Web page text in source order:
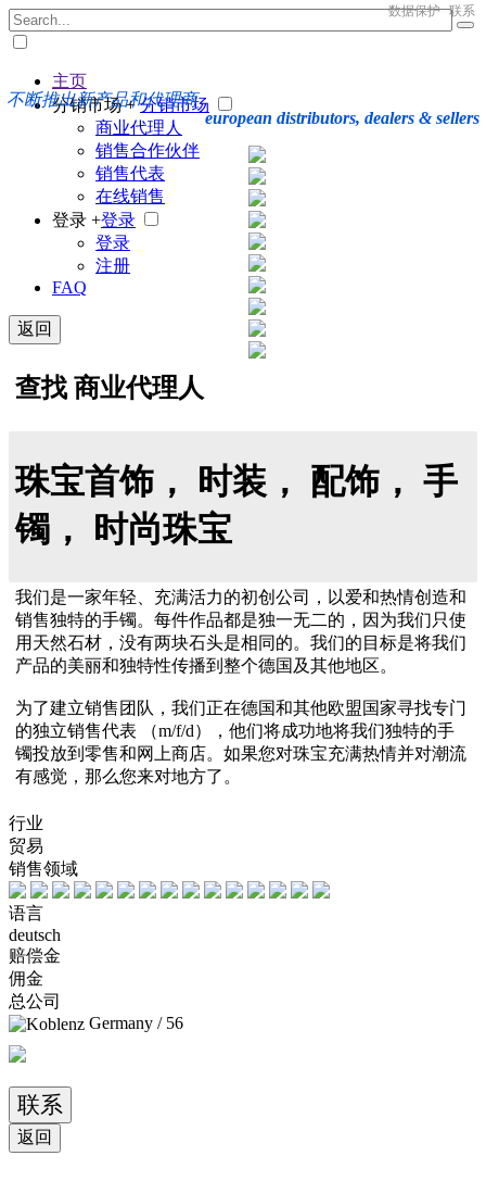
不断推出新产品和代理商
european distributors, dealers & sellers
数据保护 联系
主页
分销市场 + 分销市场
商业代理人
销售合作伙伴
销售代表
在线销售
登录 +登录
登录
注册
FAQ
返回
查找 商业代理人
珠宝首饰， 时装， 配饰， 手
镯， 时尚珠宝
我们是一家年轻、充满活力的初创公司，以爱和热情创造和
销售独特的手镯。每件作品都是独一无二的，因为我们只使
用天然石材，没有两块石头是相同的。我们的目标是将我们
产品的美丽和独特性传播到整个德国及其他地区。
为了建立销售团队，我们正在德国和其他欧盟国家寻找专门
的独立销售代表 （m/f/d），他们将成功地将我们独特的手
镯投放到零售和网上商店。如果您对珠宝充满热情并对潮流
有感觉，那么您来对地方了。
行业
贸易
销售领域
语言
deutsch
赔偿金
佣金
总公司
Germany / 56
联系
返回